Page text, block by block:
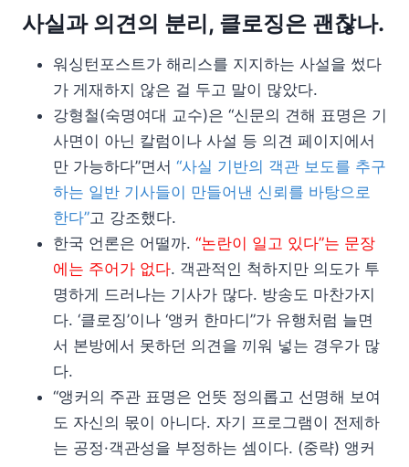
사실과 의견의 분리, 클로징은 괜찮나.
워싱턴포스트가 해리스를 지지하는 사설을 썼다
가 게재하지 않은 걸 두고 말이 많았다.
강형철(숙명여대 교수)은 “신문의 견해 표명은 기
사면이 아닌 칼럼이나 사설 등 의견 페이지에서
만 가능하다”면서 “사실 기반의 객관 보도를 추구
하는 일반 기사들이 만들어낸 신뢰를 바탕으로
한다”고 강조했다.
한국 언론은 어떨까. “논란이 일고 있다”는 문장
에는 주어가 없다. 객관적인 척하지만 의도가 투
명하게 드러나는 기사가 많다. 방송도 마찬가지
다. ‘클로징’이나 ‘앵커 한마디”가 유행처럼 늘면
서 본방에서 못하던 의견을 끼워 넣는 경우가 많
다.
“앵커의 주관 표명은 언뜻 정의롭고 선명해 보여
도 자신의 몫이 아니다. 자기 프로그램이 전제하
는 공정·객관성을 부정하는 셈이다. (중략) 앵커